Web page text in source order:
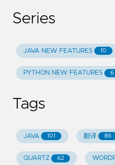
Series
JAVA NEW FEATURES 10
PYTHON NEW FEATURES 6
Tags
JAVA 101 翻译 86
QUARTZ 62